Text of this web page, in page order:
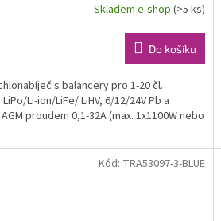
Skladem e-shop (>5 ks)
Do košíku
s balancery pro 1-20 čl.
LiPo/Li-ion/LiFe/ LiHV, 6/12/24V Pb a
proudem 0,1-32A (max. 1x1100W nebo
Kód: TRA53097-3-BLUE